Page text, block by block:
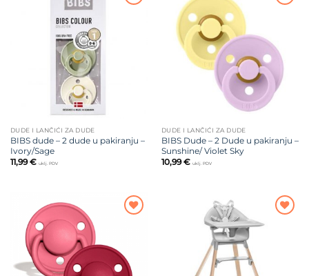
DUDE I LANČIĆI ZA DUDE
BIBS dude – 2 dude u pakiranju –
Ivory/Sage
11,99€ uklj. PDV
DUDE I LANČIĆI ZA DUDE
BIBS Dude – 2 Dude u pakiranju –
Sunshine/ Violet Sky
10,99€ uklj. PDV
Dodajte